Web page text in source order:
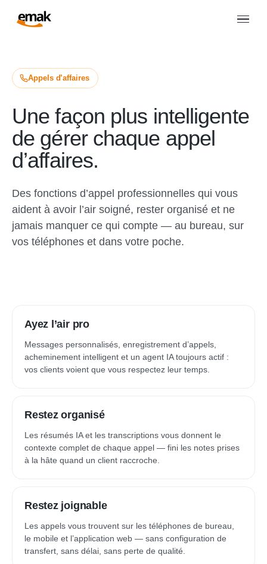
Appels d’affaires
Une façon plus intelligente
de gérer chaque appel
d’affaires.
Des fonctions d’appel professionnelles qui vous
aident à avoir l’air soigné, rester organisé et ne
jamais manquer ce qui compte — au bureau, sur
vos téléphones et dans votre poche.
Ayez l’air pro
Messages personnalisés, enregistrement d’appels,
acheminement intelligent et un agent IA toujours actif :
vos clients voient que vous respectez leur temps.
Restez organisé
Les résumés IA et les transcriptions vous donnent le
contexte complet de chaque appel — fini les notes prises
à la hâte quand un client raccroche.
Restez joignable
Les appels vous trouvent sur les téléphones de bureau,
le mobile et l’application web — sans configuration de
transfert, sans délai, sans perte de qualité.